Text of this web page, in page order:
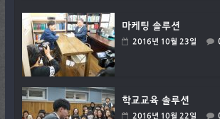
마케팅 솔루션
2016년 10월 23일
학교교육 솔루션
2016년 10월 22일